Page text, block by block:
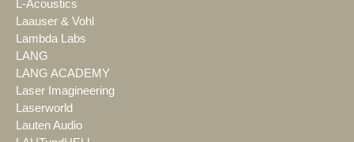
L-Acoustics
Laauser & Vohl
Lambda Labs
LANG
LANG ACADEMY
Laser Imagineering
Laserworld
Lauten Audio